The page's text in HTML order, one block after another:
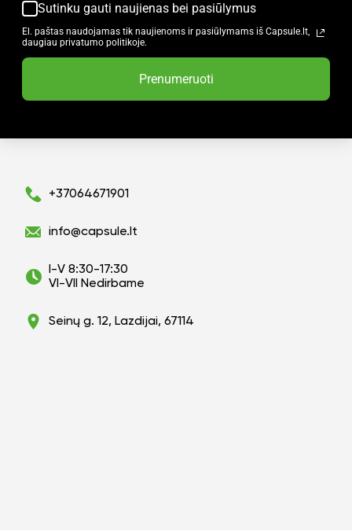
Sutinku gauti naujienas bei pasiūlymus
El. paštas naudojamas tik naujienoms ir pasiūlymams iš Capsule.lt,
daugiau privatumo politikoje.
Prenumeruoti
+37064671901
info@capsule.lt
I-V 8:30-17:30
VI-VII Nedirbame
Seinų g. 12, Lazdijai, 67114